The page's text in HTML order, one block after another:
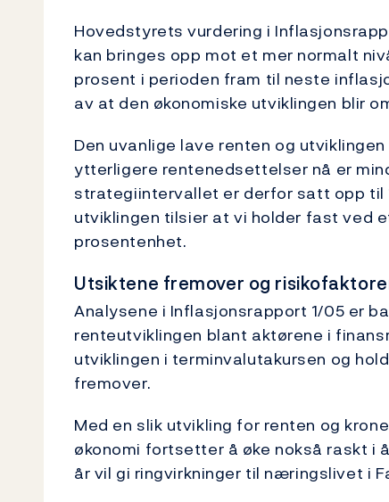
Hovedstyrets vurdering i
kan bringes opp mot et mer normalt
prosent i perioden fram til neste
av at den økonomiske utviklingen blir
Den uvanlige lave renten og
ytterligere rentenedsettelser nå er
strategiintervallet er derfor satt opp til
utviklingen tilsier at vi holder fast ved
prosentenhet.
Utsiktene fremover og
Analysene i Inflasjonsrapport 1/05 er
renteutviklingen blant aktørene i
utviklingen i terminvalutakursen og
fremover.
Med en slik utvikling for renten og
økonomi fortsetter å øke nokså raskt i
år vil gi ringvirkninger til næringslivet i